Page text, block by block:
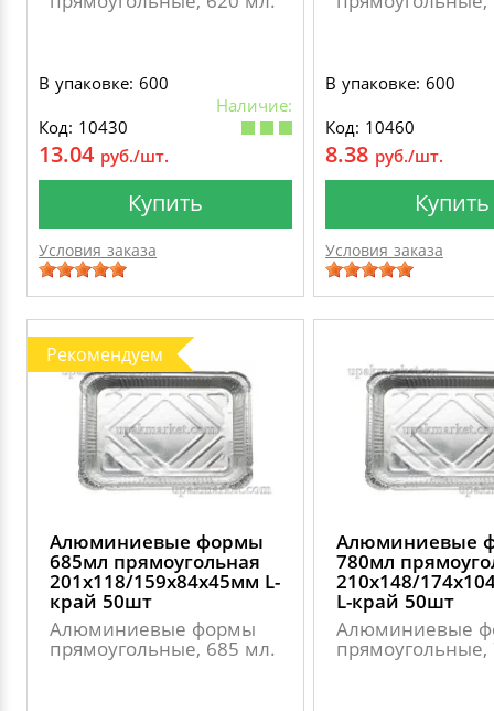
В упаковке: 600
Наличие:
Код: 10430
13.04 руб./шт.
Купить
Условия заказа
В упаковке: 600
Код: 10460
8.38 руб./шт.
Купить
Условия заказа
Рекомендуем
Алюминиевые формы
685мл прямоугольная
201х118/159х84х45мм L-
край 50шт
Алюминиевые формы
прямоугольные, 685 мл.
Алюминиевые
780мл
210х148/
L-край 50шт
Алюминиевые